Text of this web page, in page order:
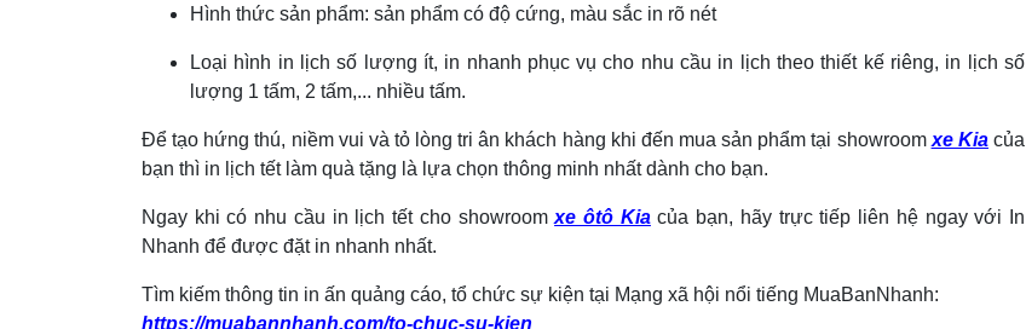
Hình thức sản phẩm: sản phẩm có độ cứng, màu sắc in rõ nét
Loại hình in lịch số lượng ít, in nhanh phục vụ cho nhu cầu in lịch theo thiết kế riêng, in lịch số
lượng 1 tấm, 2 tấm,... nhiều tấm.
Để tạo hứng thú, niềm vui và tỏ lòng tri ân khách hàng khi đến mua sản phẩm tại showroom xe Kiacủa
bạn thì in lịch tết làm quà tặng là lựa chọn thông minh nhất dành cho bạn.
Ngay khi có nhu cầu in lịch tết cho showroomxe ôtô Kiacủa bạn, hãy trực tiếp liên hệ ngay với In
Nhanh để được đặt in nhanh nhất.
Tìm kiếm thông tin in ấn quảng cáo, tổ chức sự kiện tại Mạng xã hội nổi tiếng MuaBanNhanh:
https://muabannhanh.com/to-chuc-su-kien